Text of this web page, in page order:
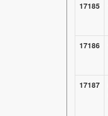
17185
17186
17187